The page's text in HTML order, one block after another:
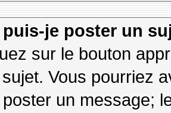
je poster un
sur le bouton
Vous pourriez
un message;